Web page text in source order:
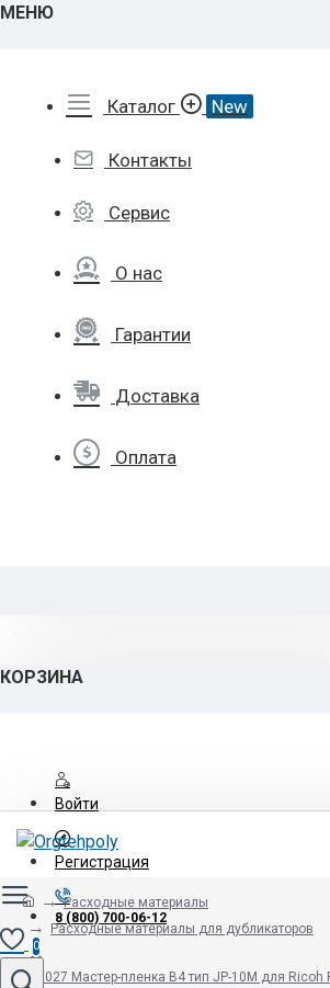
МЕНЮ
Каталог New
Контакты
Сервис
О нас
Гарантии
Доставка
Оплата
КОРЗИНА
Войти
Регистрация
8 (800) 700-06-12
0
Расходные материалы
Расходные материалы для дубликаторов
893027 Мастер-пленка B4 тип JP-10M для Ricoh